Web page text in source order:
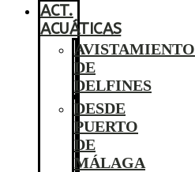
ACT.
ACUÁTICAS
AVISTAMIENTO
DE
DELFINES
DESDE
PUERTO
DE
MÁLAGA